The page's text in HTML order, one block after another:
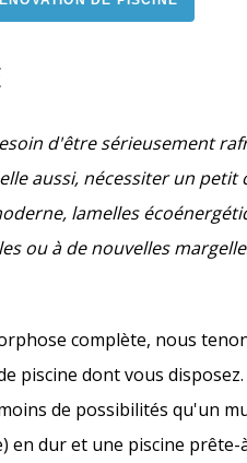
d'être sérieusement
aussi, nécessiter un petit
lamelles
ou à de nouvelles
complète, nous
piscine dont vous
de possibilités qu'un
dur et une piscine